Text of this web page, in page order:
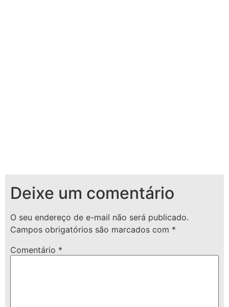
Deixe um comentário
O seu endereço de e-mail não será publicado.
Campos obrigatórios são marcados com *
Comentário *